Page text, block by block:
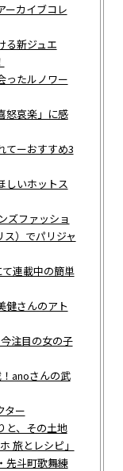
カイブコレ
新ジュエ
たルノワー
怒哀楽」に感
ーおすすめ3
いホットス
ズファッショ
ス）でパリジャ
連載中の簡単
さんのアト
注目の女の子
anoさんの武
ター
、その土地
旅とレシピ」
先斗町歌舞練